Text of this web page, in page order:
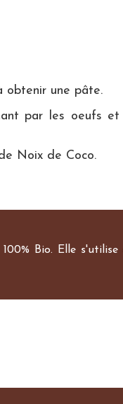
obtenir une pâte.
par les oeufs
Noix de Coco.
Bio. Elle s'utilise